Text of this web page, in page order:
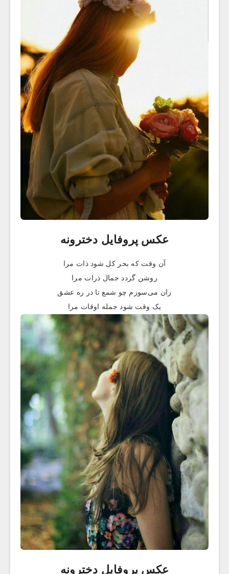
عکس پروفایل دخترونه
آن وقت که بحر کل شود ذات مرا
روشن گردد جمال ذرات مرا
زان می‌سوزم چو شمع تا در ره عشق
یک وقت شود جمله اوقات مرا
عکس پروفایل دخترونه